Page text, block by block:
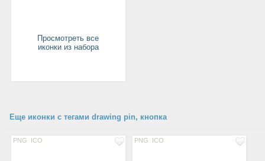
Просмотреть все
иконки из набора
Еще иконки с тегами drawing pin, кнопка
PNG ICO PNG ICO